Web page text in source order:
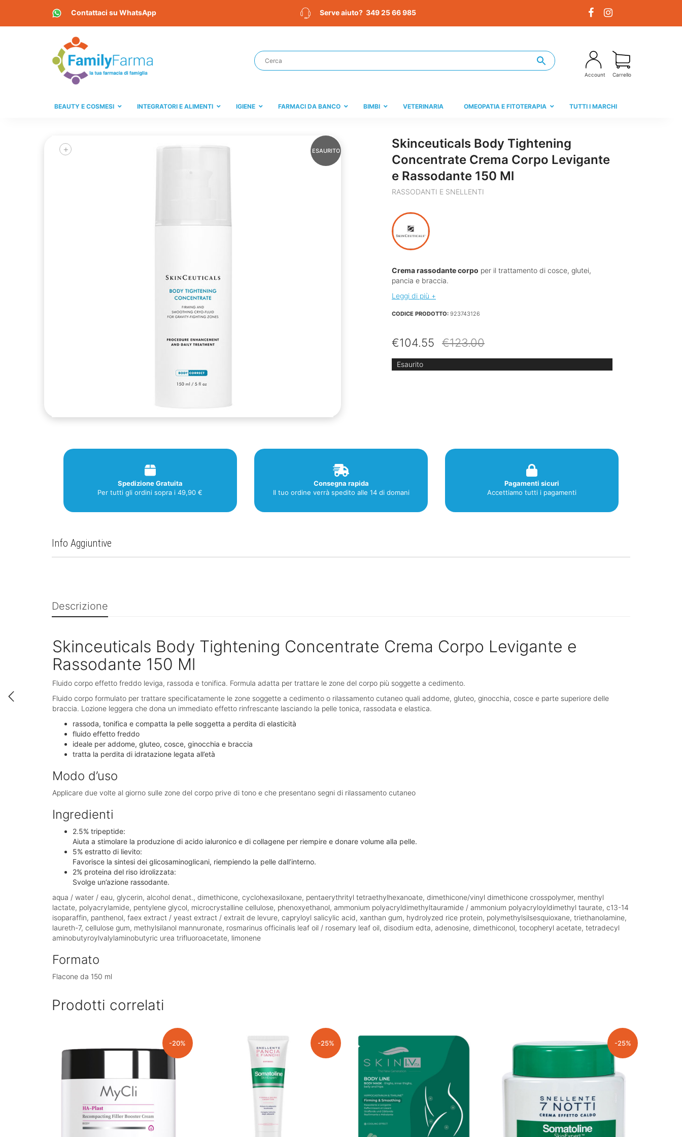
Contattaci su WhatsApp Serve aiuto? 349 25 66 985
Account Carrello
BEAUTY E COSMESI INTEGRATORI E ALIMENTI IGIENE FARMACI DA BANCO BIMBI VETERINARIA OMEOPATIA E FITOTERAPIA TUTTI I MARCHI
ESAURITO
+
Skinceuticals Body Tightening
Concentrate Crema Corpo Levigante
e Rassodante 150 Ml
RASSODANTI E SNELLENTI
Crema rassodante corpo per il trattamento di cosce, glutei,
pancia e braccia.
Leggi di più +
CODICE PRODOTTO: 923743126
€123.00Il
€104.55
Il
Esaurito
Spedizione Gratuita
Per tutti gli ordini sopra i 49,90 €
Consegna rapida
Il tuo ordine verrà spedito alle 14 di domani
Pagamenti sicuri
Accettiamo tutti i pagamenti
Info Aggiuntive
Descrizione
Skinceuticals Body Tightening Concentrate Crema Corpo Levigante e
Rassodante 150 Ml
Fluido corpo effetto freddo leviga, rassoda e tonifica. Formula adatta per trattare le zone del corpo più soggette a cedimento.
Fluido corpo formulato per trattare specificatamente le zone soggette a cedimento o rilassamento cutaneo quali addome, gluteo, ginocchia, cosce e parte superiore delle
braccia. Lozione leggera che dona un immediato effetto rinfrescante lasciando la pelle tonica, rassodata e elastica.
rassoda, tonifica e compatta la pelle soggetta a perdita di elasticità
fluido effetto freddo
ideale per addome, gluteo, cosce, ginocchia e braccia
tratta la perdita di idratazione legata all’età
Modo d’uso
Applicare due volte al giorno sulle zone del corpo prive di tono e che presentano segni di rilassamento cutaneo
Ingredienti
2.5% tripeptide:
Aiuta a stimolare la produzione di acido ialuronico e di collagene per riempire e donare volume alla pelle.
5% estratto di lievito:
Favorisce la sintesi dei glicosaminoglicani, riempiendo la pelle dall’interno.
2% proteina del riso idrolizzata:
Svolge un’azione rassodante.
aqua / water / eau, glycerin, alcohol denat., dimethicone, cyclohexasiloxane, pentaerythrityl tetraethylhexanoate, dimethicone/vinyl dimethicone crosspolymer, menthyl
lactate, polyacrylamide, pentylene glycol, microcrystalline cellulose, phenoxyethanol, ammonium polyacryldimethyltauramide / ammonium polyacryloyldimethyl taurate, c13-14
isoparaffin, panthenol, faex extract / yeast extract / extrait de levure, capryloyl salicylic acid, xanthan gum, hydrolyzed rice protein, polymethylsilsesquioxane, triethanolamine,
laureth-7, cellulose gum, methylsilanol mannuronate, rosmarinus officinalis leaf oil / rosemary leaf oil, disodium edta, adenosine, dimethiconol, tocopheryl acetate, tetradecyl
aminobutyroylvalylaminobutyric urea trifluoroacetate, limonene
Formato
Flacone da 150 ml
Prodotti correlati
-20% -25% -25%